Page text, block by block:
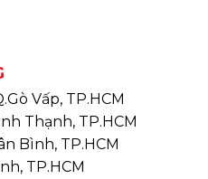
Vấp, TP.HCM
Thạnh, TP.HCM
Bình, TP.HCM
TP.HCM